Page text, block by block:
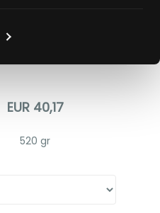
EUR 40,17
520 gr